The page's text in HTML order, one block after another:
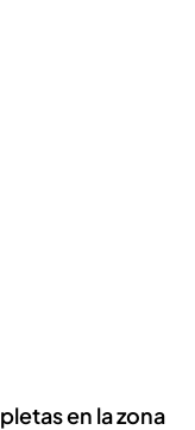
en la zona